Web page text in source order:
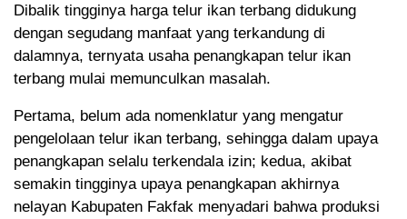
Dibalik tingginya harga telur ikan terbang didukung
dengan segudang manfaat yang terkandung di
dalamnya, ternyata usaha penangkapan telur ikan
terbang mulai memunculkan masalah.
Pertama, belum ada nomenklatur yang mengatur
pengelolaan telur ikan terbang, sehingga dalam upaya
penangkapan selalu terkendala izin; kedua, akibat
semakin tingginya upaya penangkapan akhirnya
nelayan Kabupaten Fakfak menyadari bahwa produksi